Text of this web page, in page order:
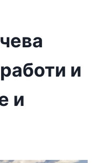
и
и